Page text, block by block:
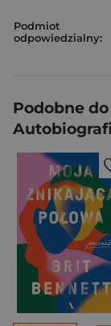
Podmiot
odpowiedzialny:
Podobne